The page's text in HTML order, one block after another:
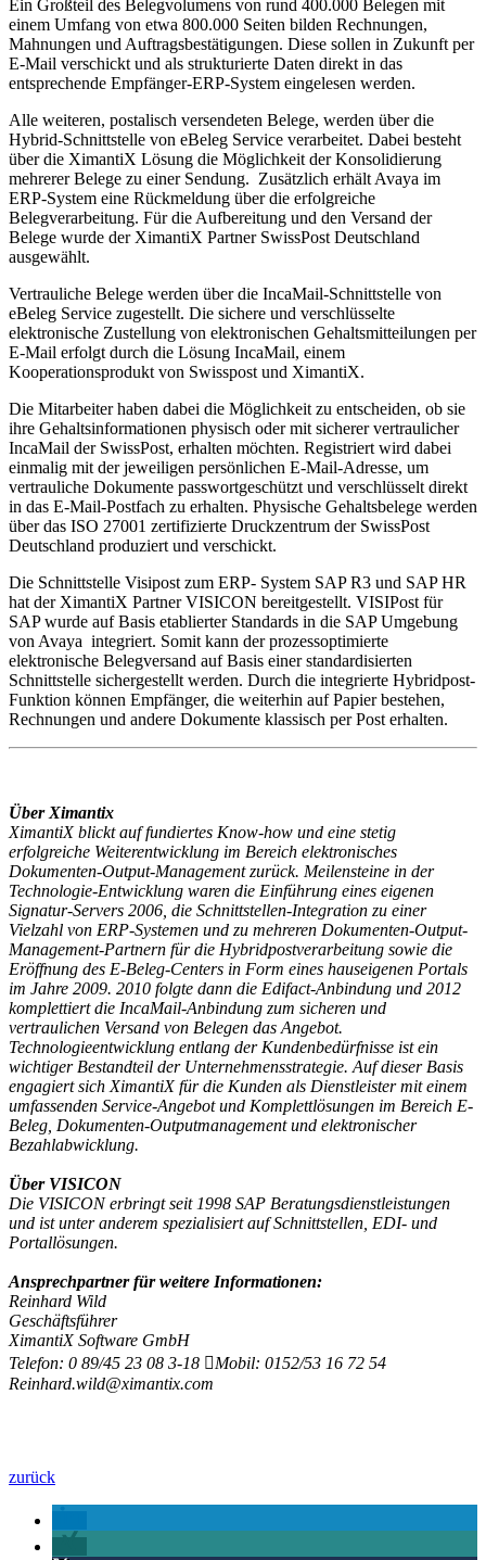
Ein Großteil des Belegvolumens von rund 400.000 Belegen mit
einem Umfang von etwa 800.000 Seiten bilden Rechnungen,
Mahnungen und Auftragsbestätigungen. Diese sollen in Zukunft per
E-Mail verschickt und als strukturierte Daten direkt in das
entsprechende Empfänger-ERP-System eingelesen werden.
Alle weiteren, postalisch versendeten Belege, werden über die
Hybrid-Schnittstelle von eBeleg Service verarbeitet. Dabei besteht
über die XimantiX Lösung die Möglichkeit der Konsolidierung
mehrerer Belege zu einer Sendung. Zusätzlich erhält Avaya im
ERP-System eine Rückmeldung über die erfolgreiche
Belegverarbeitung. Für die Aufbereitung und den Versand der
Belege wurde der XimantiX Partner SwissPost Deutschland
ausgewählt.
Vertrauliche Belege werden über die IncaMail-Schnittstelle von
eBeleg Service zugestellt. Die sichere und verschlüsselte
elektronische Zustellung von elektronischen Gehaltsmitteilungen per
E-Mail erfolgt durch die Lösung IncaMail, einem
Kooperationsprodukt von Swisspost und XimantiX.
Die Mitarbeiter haben dabei die Möglichkeit zu entscheiden, ob sie
ihre Gehaltsinformationen physisch oder mit sicherer vertraulicher
IncaMail der SwissPost, erhalten möchten. Registriert wird dabei
einmalig mit der jeweiligen persönlichen E-Mail-Adresse, um
vertrauliche Dokumente passwortgeschützt und verschlüsselt direkt
in das E-Mail-Postfach zu erhalten. Physische Gehaltsbelege werden
über das ISO 27001 zertifizierte Druckzentrum der SwissPost
Deutschland produziert und verschickt.
Die Schnittstelle Visipost zum ERP- System SAP R3 und SAP HR
hat der XimantiX Partner VISICON bereitgestellt. VISIPost für
SAP wurde auf Basis etablierter Standards in die SAP Umgebung
von Avaya integriert. Somit kann der prozessoptimierte
elektronische Belegversand auf Basis einer standardisierten
Schnittstelle sichergestellt werden. Durch die integrierte Hybridpost-
Funktion können Empfänger, die weiterhin auf Papier bestehen,
Rechnungen und andere Dokumente klassisch per Post erhalten.
Über Ximantix
XimantiX blickt auf fundiertes Know-how und eine stetig
erfolgreiche Weiterentwicklung im Bereich elektronisches
Dokumenten-Output-Management zurück. Meilensteine in der
Technologie-Entwicklung waren die Einführung eines eigenen
Signatur-Servers 2006, die Schnittstellen-Integration zu einer
Vielzahl von ERP-Systemen und zu mehreren Dokumenten-Output-
Management-Partnern für die Hybridpostverarbeitung sowie die
Eröffnung des E-Beleg-Centers in Form eines hauseigenen Portals
im Jahre 2009. 2010 folgte dann die Edifact-Anbindung und 2012
komplettiert die IncaMail-Anbindung zum sicheren und
vertraulichen Versand von Belegen das Angebot.
Technologieentwicklung entlang der Kundenbedürfnisse ist ein
wichtiger Bestandteil der Unternehmensstrategie. Auf dieser Basis
engagiert sich XimantiX für die Kunden als Dienstleister mit einem
umfassenden Service-Angebot und Komplettlösungen im Bereich E-
Beleg, Dokumenten-Outputmanagement und elektronischer
Bezahlabwicklung.
Über VISICON
Die VISICON erbringt seit 1998 SAP Beratungsdienstleistungen
und ist unter anderem spezialisiert auf Schnittstellen, EDI- und
Portallösungen.
Ansprechpartner für weitere Informationen:
Reinhard Wild
Geschäftsführer
XimantiX Software GmbH
Telefon: 0 89/45 23 08 3-18 Mobil: 0152/53 16 72 54
Reinhard.wild@ximantix.com
zurück